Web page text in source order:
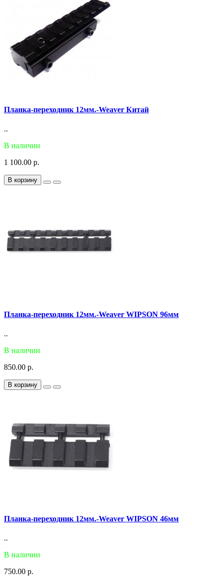
Планка-переходник 12мм.-Weaver Китай
..
В наличии
1 100.00 р.
В корзину
Планка-переходник 12мм.-Weaver WIPSON 96мм
..
В наличии
850.00 р.
В корзину
Планка-переходник 12мм.-Weaver WIPSON 46мм
..
В наличии
750.00 р.